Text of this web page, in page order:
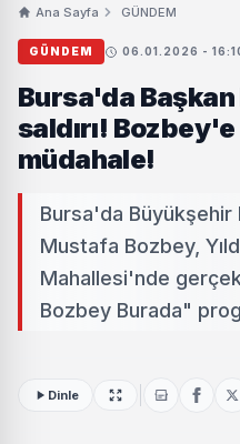
Ana Sayfa GÜNDEM
GÜNDEM 06.01.2026 -
Bursa'da
saldırı!
müdahale!
Bursa'da Büyükşehir
Mustafa Bozbey,
Mahallesi'nde
Bozbey Burada"
Dinle